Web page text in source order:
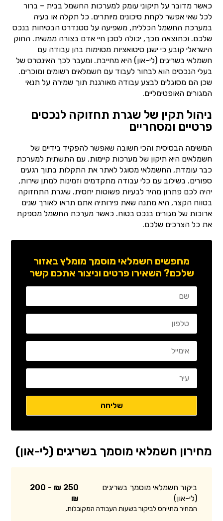
כאשר מדובר על תיקוני עומק למערכות החשמל בבית – ברור
לכל שאי אפשר לקחת סיכונים מיותרים. כל תקלה או בעיה
במערכת החשמל הכללית, משפיעה על סטנדרט הבטיחות בנכס
שלכם. וכתוצאה מכך, יכולה לסכן חיי אדם בצורה ממשית. החוק
הישראלי קובע כי ישנן סיטואציות מסוימות בהן עבודה עם
חשמלאי בשריגים (לי-און) היא מחייבת. ומעבר לכך האינטרס של
בעלי הנכסים הוא לבחור לעבוד עם חשמלאים רשומים ומוכרים.
שכן הם מסוגלים לבצע עבודה מאורגנת תוך שמירה על תנאי
המגורים האופטימליים.
ניהול תקין של שגרת תחזוקה לנכסים
פרטיים ומסחריים
המשימה הבסיסית והכי חשובה שאפשר להפקיד בידיים של
חשמלאים היא תיקון של מערכות קיימות. עם התשתית למערכת
כבר עומדת, החשמלאי מסוגל לאתר את התקלות בתוך רגעים
ספורים. בשילוב עם כלי עבודה מתקדמים וזמינות למתן שירות,
יהיה לכם פתרון מהיר לבעיות פשוטות יחסית. שיגרת התחזוקה
בטווח הקצר, היא מתנה שאת פירותיה אתם תראו לאורך שנים
ארוכות של מגורים בנכס בטוח. כאשר מערכת החשמל מספקת
את כל הצרכים שלכם.
מחפשים חשמלאי מוסמך מומלץ באזור
שלכם? השאירו פרטים וניצור אתכם קשר
מחירון חשמלאי מוסמך בשריגים (לי-און)
ביקור חשמלאי מוסמך בשריגים
(לי-און)
250 ₪ - 200
₪
המחיר מתייחס לביקור בשעות העבודה המקובלות.